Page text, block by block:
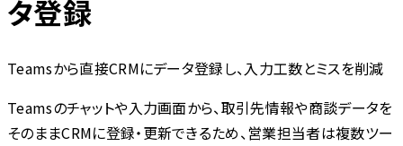
タ登録
Teamsから直接CRMにデータ登録し、入力工数とミスを削減
Teamsのチャットや入力画面から、取引先情報や商談データを
そのままCRMに登録・更新できるため、営業担当者は複数ツー